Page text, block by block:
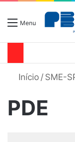
Menu
Início / SME-
PDE